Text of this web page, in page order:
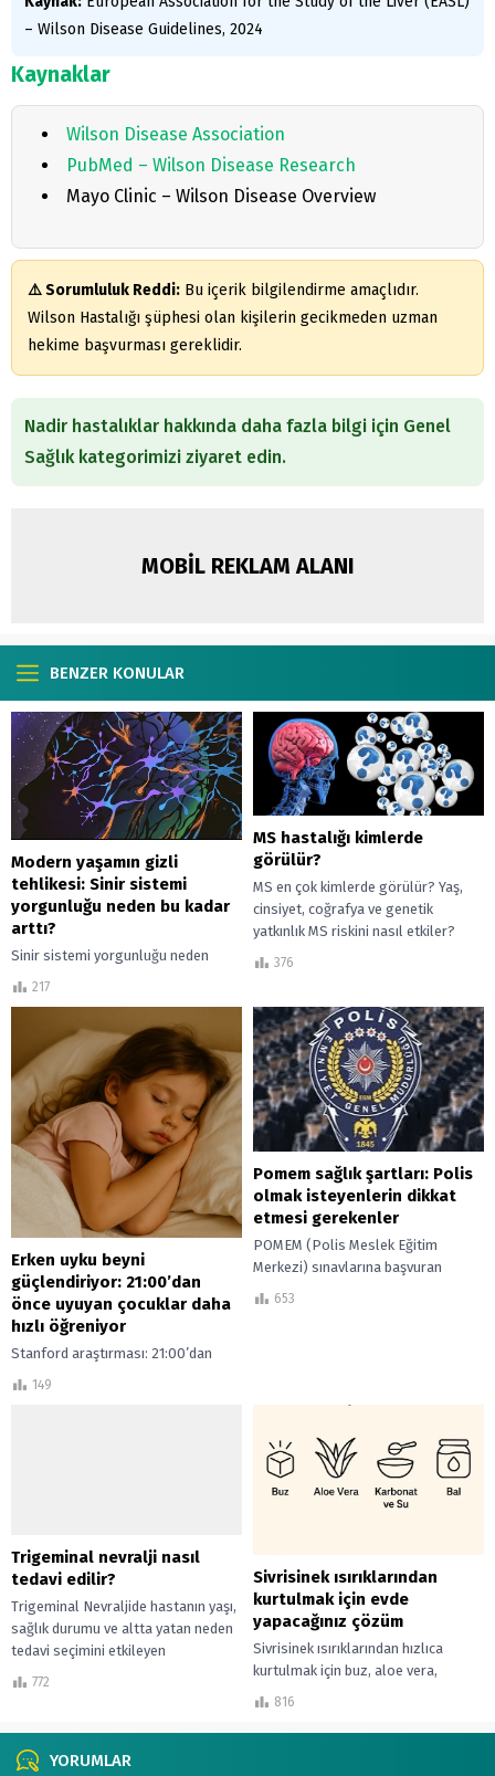
– Wilson Disease Guidelines, 2024
Kaynaklar
Wilson Disease Association
PubMed – Wilson Disease Research
Mayo Clinic – Wilson Disease Overview
⚠️ Sorumluluk Reddi: Bu içerik bilgilendirme amaçlıdır.
Wilson Hastalığı şüphesi olan kişilerin gecikmeden uzman
hekime başvurması gereklidir.
Nadir hastalıklar hakkında daha fazla bilgi için Genel
Sağlık kategorimizi ziyaret edin.
MOBİL REKLAM ALANI
BENZER KONULAR
Modern yaşamın gizli
tehlikesi: Sinir sistemi
yorgunluğu neden bu kadar
arttı?
Sinir sistemi yorgunluğu neden
artıyor? Modern yaşam, dijital
bozukluklarının sinir ağı üzerindeki
etkilerini uzman görüşüyle...
217
MS hastalığı kimlerde
görülür?
MS en çok kimlerde görülür? Yaş,
cinsiyet, coğrafya ve genetik
yatkınlık MS riskini nasıl etkiler?
Bilimsel araştırmalar ışığında MS'in
376
Erken uyku beyni
güçlendiriyor: 21:00’dan
önce uyuyan çocuklar daha
hızlı öğreniyor
Stanford araştırması: 21:00’dan
önce uyuyan çocuklar kelime
149
Pomem sağlık şartları: Polis
olmak isteyenlerin dikkat
etmesi gerekenler
POMEM (Polis Meslek Eğitim
Merkezi) sınavlarına başvuran
653
Trigeminal nevralji nasıl
tedavi edilir?
Trigeminal Nevraljide hastanın yaşı,
sağlık durumu ve altta yatan neden
tedavi seçimini etkileyen
772
Sivrisinek ısırıklarından
kurtulmak için evde
yapacağınız çözüm
Sivrisinek ısırıklarından hızlıca
kurtulmak için buz, aloe vera,
karbonat ve bal gibi evde
keşfedin. Kaşıntıyı azaltan...
816
YORUMLAR